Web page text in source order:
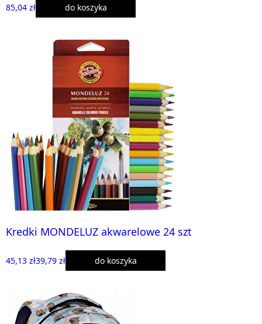
85,04 zł do koszyka
Kredki MONDELUZ akwarelowe 24 szt
45,13 zł39,79 zł do koszyka